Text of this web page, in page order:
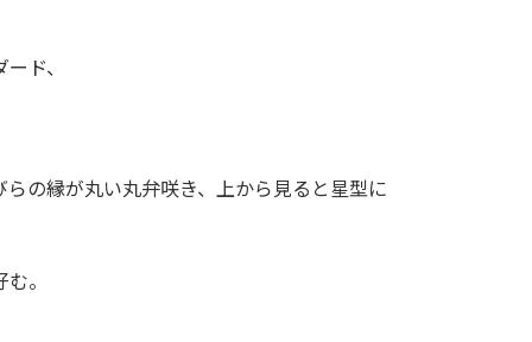
ド、
の縁が丸い丸弁咲き、上から見ると星型に
。